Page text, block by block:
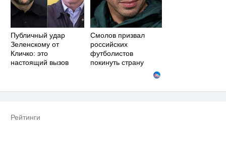
Публичный удар
Зеленскому от
Кличко: это
настоящий вызов
Смолов призвал
российских
футболистов
покинуть страну
Рейтинги